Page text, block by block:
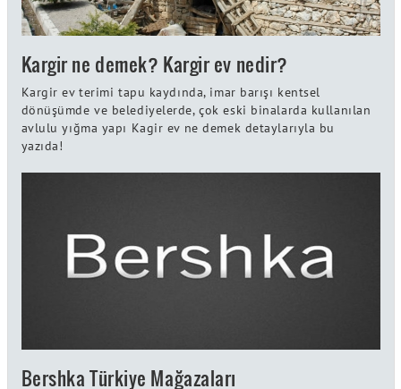
Kargir ne demek? Kargir ev nedir?
Kargir ev terimi tapu kaydında, imar barışı kentsel
dönüşümde ve belediyelerde, çok eski binalarda kullanılan
avlulu yığma yapı Kagir ev ne demek detaylarıyla bu
yazıda!
Bershka Türkiye Mağazaları